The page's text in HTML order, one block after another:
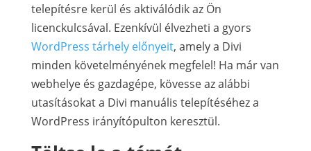
telepítésre kerül és aktiválódik az Ön
licenckulcsával. Ezenkívül élvezheti a gyors
WordPress tárhely előnyeit, amely a Divi
minden követelményének megfelel! Ha már van
webhelye és gazdagépe, kövesse az alábbi
utasításokat a Divi manuális telepítéséhez a
WordPress irányítópulton keresztül.